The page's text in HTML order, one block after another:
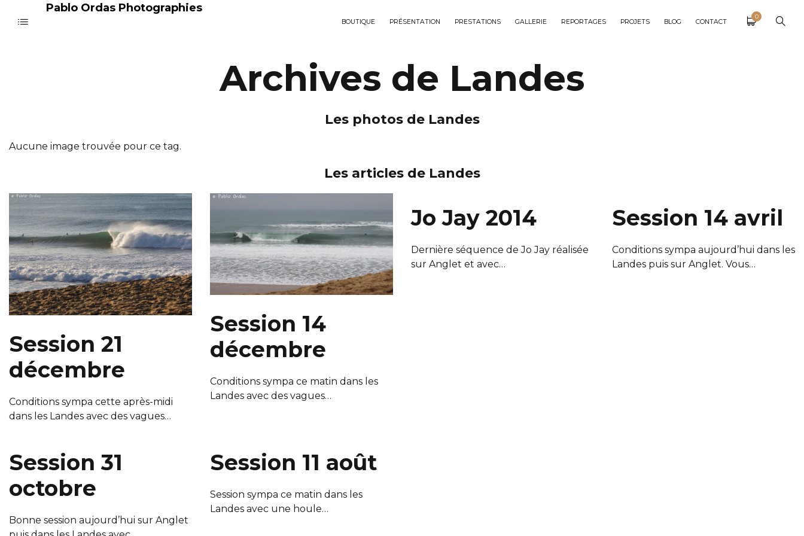
Pablo Ordas Photographies
BOUTIQUE PRÉSENTATION PRESTATIONS GALLERIE REPORTAGES PROJETS BLOG CONTACT
0
Archives de Landes
Les photos de Landes
Aucune image trouvée pour ce tag.
Les articles de Landes
Session 21
décembre
Conditions sympa cette après-midi
dans les Landes avec des vagues…
Session 14
décembre
Conditions sympa ce matin dans les
Landes avec des vagues…
Jo Jay 2014
Dernière séquence de Jo Jay réalisée
sur Anglet et avec…
Session 14 avril
Conditions sympa aujourd’hui dans les
Landes puis sur Anglet. Vous…
Session 31
octobre
Bonne session aujourd’hui sur Anglet
Session 11 août
Session sympa ce matin dans les
Landes avec une houle…